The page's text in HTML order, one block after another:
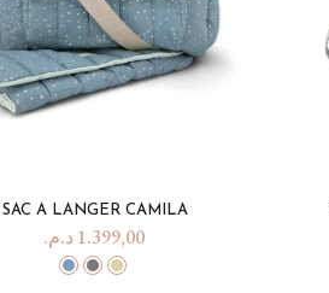
SAC A LANGER CAMILA
1.399,00 د.م.